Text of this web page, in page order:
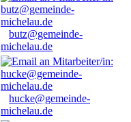
butz@gemeinde-
michelau.de
hucke@gemeinde-
michelau.de